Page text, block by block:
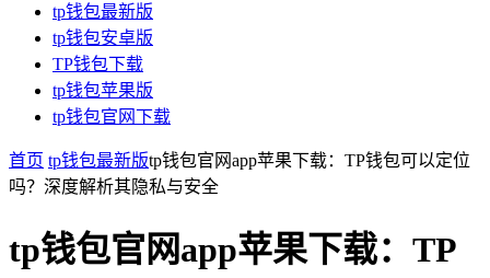
tp钱包最新版
tp钱包安卓版
TP钱包下载
tp钱包苹果版
tp钱包官网下载
首页 tp钱包最新版tp钱包官网app苹果下载：TP钱包可以定位
吗？深度解析其隐私与安全
tp钱包官网app苹果下载：TP